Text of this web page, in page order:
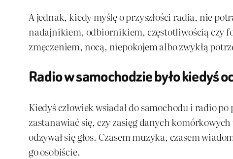
A jednak, kiedy myślę o przyszłości radia, nie
nadajnikiem, odbiornikiem, częstotliwością czy
zmęczeniem, nocą, niepokojem albo zwykłą
Radio w samochodzie było kiedyś
Kiedyś człowiek wsiadał do samochodu i radio
zastanawiać się, czy zasięg danych
odzywał się głos. Czasem muzyka, czasem
go osobiście.